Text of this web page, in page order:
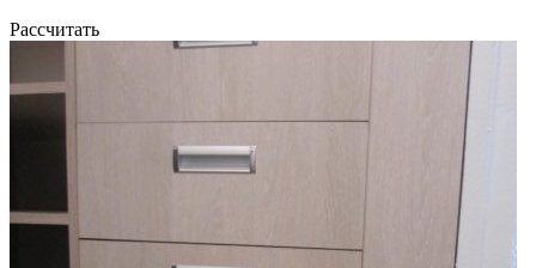
Рассчитать